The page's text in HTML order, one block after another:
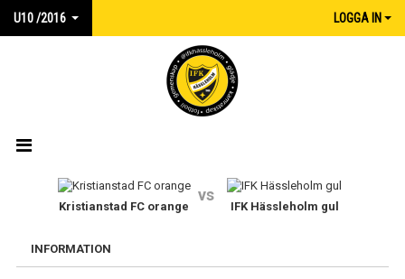
U10 /2016 LOGGA IN
Kristianstad FC orange
vs
IFK Hässleholm gul
INFORMATION